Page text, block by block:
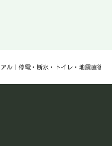
ル｜停電・断水・トイレ・地震直後・